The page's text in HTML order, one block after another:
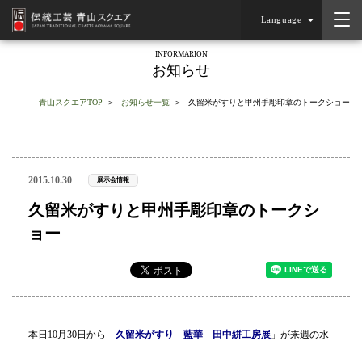
Language
INFORMARION
お知らせ
青山スクエアTOP お知らせ一覧 久留米がすりと甲州手彫印章のトークショー
2015.10.30 展示会情報
久留米がすりと甲州手彫印章のトークシ
ョー
本日10月30日から「 久留米がすり 藍華 田中絣工房展 」が来週の水